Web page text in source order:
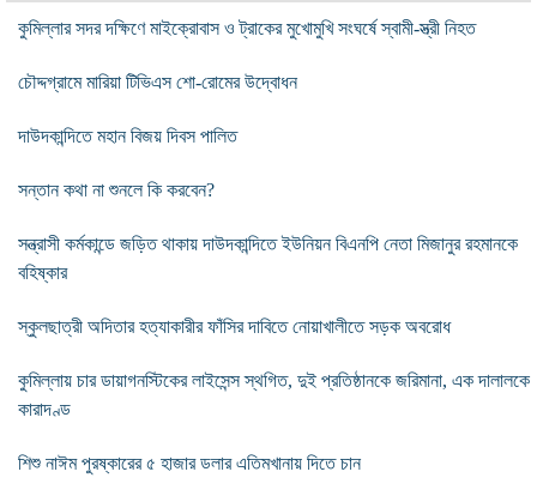
কুমিল্লার সদর দক্ষিণে মাইক্রোবাস ও ট্রাকের মুখোমুখি সংঘর্ষে স্বামী-স্ত্রী নিহত
চৌদ্দগ্রামে মারিয়া টিভিএস শো-রোমের উদ্বোধন
দাউদকান্দিতে মহান বিজয় দিবস পালিত
সন্তান কথা না শুনলে কি করবেন?
সন্ত্রাসী কর্মকান্ডে জড়িত থাকায় দাউদকান্দিতে ইউনিয়ন বিএনপি নেতা মিজানুর রহমানকে
বহিষ্কার
স্কুলছাত্রী অদিতার হত্যাকারীর ফাঁসির দাবিতে নোয়াখালীতে সড়ক অবরোধ
কুমিল্লায় চার ডায়াগনস্টিকের লাইসেন্স স্থগিত, দুই প্রতিষ্ঠানকে জরিমানা, এক দালালকে
কারাদণ্ড
শিশু নাঈম পুরষ্কারের ৫ হাজার ডলার এতিমখানায় দিতে চান